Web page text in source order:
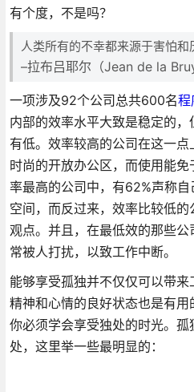
有个度，不是吗？
人类所有的不幸都来源于害怕和
–拉布吕耶尔（Jean de la
一项涉及92个公司总共600名程
内部的效率水平大致是稳定的
有低。效率较高的公司在这一
时尚的开放办公区，而使用能
率最高的公司中，有62%声称
空间，而反过来，效率比较低
观点。并且，在最低效的那些
常被人打扰，以致工作中断。
能够享受孤独并不仅仅可以带
精神和心情的良好状态也是有用
你必须学会享受独处的时光。
处，这里举一些最明显的：